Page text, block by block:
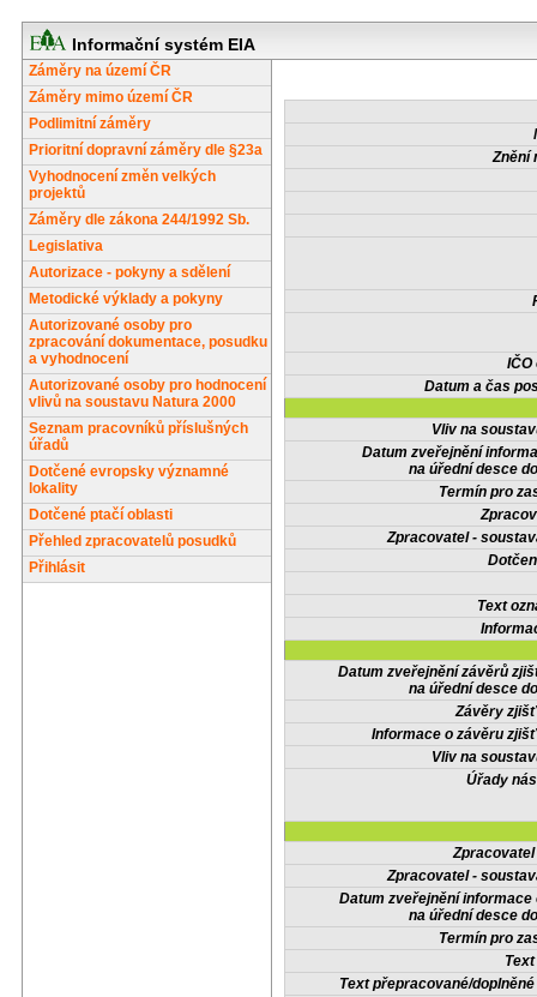
Informační systém EIA
Záměry na území ČR
Záměry mimo území ČR
Podlimitní záměry
Prioritní dopravní záměry dle §23a
Vyhodnocení změn velkých
projektů
Záměry dle zákona 244/1992 Sb.
Legislativa
Autorizace - pokyny a sdělení
Metodické výklady a pokyny
Autorizované osoby pro
zpracování dokumentace, posudku
a vyhodnocení
Autorizované osoby pro hodnocení
vlivů na soustavu Natura 2000
Seznam pracovníků příslušných
úřadů
Dotčené evropsky významné
lokality
Dotčené ptačí oblasti
Přehled zpracovatelů posudků
Přihlásit
Znění
IČO
Datum a čas
Vliv na
Datum zveřejnění
na úřední desce
Termín pro
Zpracovatel -
Text
Datum zveřejnění závěrů
na úřední desce
Závěry
Informace o závěru
Vliv na
Úřady
Zpracovatel -
Datum zveřejnění informace
na úřední desce
Termín pro
Text přepracované/